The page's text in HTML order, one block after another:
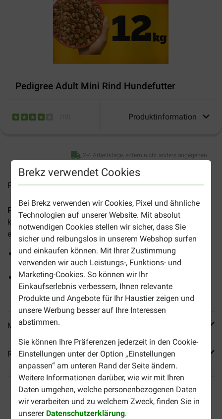
Brekz verwendet Cookies
Bei Brekz verwenden wir Cookies, Pixel und ähnliche
Technologien auf unserer Website. Mit absolut
notwendigen Cookies stellen wir sicher, dass Sie
sicher und reibungslos in unserem Webshop surfen
und einkaufen können. Mit Ihrer Zustimmung
verwenden wir auch Leistungs-, Funktions- und
Marketing-Cookies. So können wir Ihr
Einkaufserlebnis verbessern, Ihnen relevante
Produkte und Angebote für Ihr Haustier zeigen und
unsere Werbung besser auf Ihre Interessen
abstimmen.
Sie können Ihre Präferenzen jederzeit in den Cookie-
Einstellungen unter der Option „Einstellungen
anpassen“ am unteren Rand der Seite ändern.
Weitere Informationen darüber, wie wir mit Ihren
Daten umgehen, welche personenbezogenen Daten
wir verarbeiten und zu welchem Zweck, finden Sie in
unserer Datenschutzerklärung.
Pedigree Adult Mini Rind Hundefutter
Produktinformation
2-4 Arbeitstage, sofern nicht anders angegeben
Preise inkl. MwSt zzgl.Versandkosten
Pedigree Adult Mini Rind
ist für ausgewachsene Hunde
kleiner Rassen und bietet mit speziell geformten Kroketten
ein angenehmes und natürliches Kaugefühl für ihr Tier.
Vitamin E sorgt für ein natürliches Abwehrsystem
der Energiebedarf ist an die Bedürfnisse kleiner Hunde
angepasst
Mehr Produktinfos
Reviews